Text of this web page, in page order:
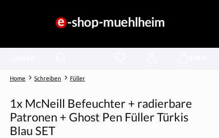
Home Schreiben Füller
1x McNeill Befeuchter + radierbare
Patronen + Ghost Pen Füller Türkis
Blau SET